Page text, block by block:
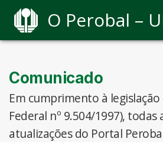
O Perobal –
Comunicado
Em cumprimento à
Federal nº 9.504/1997), todas
atualizações do Portal